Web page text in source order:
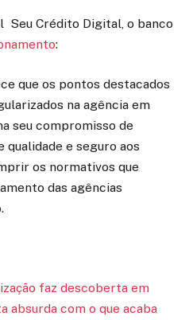
Seu Crédito Digital, o banco
:
que os pontos destacados
na agência em
seu compromisso de
e seguro aos
os normativos que
das agências
faz descoberta em
absurda com o que acaba